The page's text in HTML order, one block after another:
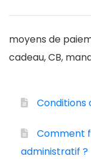
moyens de
cadeau, CB,
Conditions
Comment
administratif ?